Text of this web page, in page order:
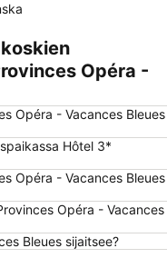
France
Train station
Palais Bourbon
Entrepôt
Elysées
Porte de Versailles
Opéra -
Opéra - Vacances Bleues
Hôtel 3*
Opéra - Vacances Bleues
Opéra - Vacances
Bleues sijaitsee?